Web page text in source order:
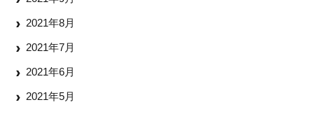
2021年8月
2021年7月
2021年6月
2021年5月